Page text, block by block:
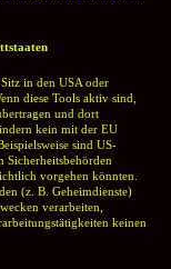
in den USA oder
diese Tools aktiv sind,
und dort
kein mit der EU
sind US-
Sicherheitsbehörden
vorgehen könnten.
(z. B. Geheimdienste)
verarbeiten,
keinen